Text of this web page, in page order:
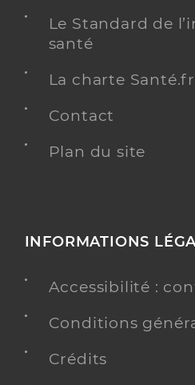
Le Standard de
santé
La charte
Contact
Plan du site
INFORMATIONS
Accessibilité :
Conditions
Crédits